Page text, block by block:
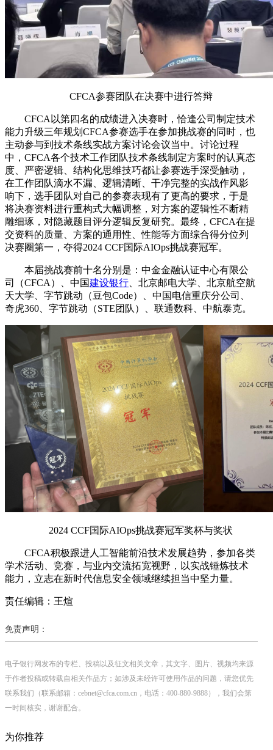
CFCA参赛团队在决赛中进行答辩
CFCA以第四名的成绩进入决赛时，恰逢公司制定技术
能力升级三年规划CFCA参赛选手在参加挑战赛的同时，也
主动参与到技术条线实战方案讨论会议当中。讨论过程
中，CFCA各个技术工作团队技术条线制定方案时的认真态
度、严密逻辑、结构化思维技巧都让参赛选手深受触动，
在工作团队滴水不漏、逻辑清晰、干净完整的实战作风影
响下，选手团队对自己的参赛表现有了更高的要求，于是
将决赛资料进行重构式大幅调整，对方案的逻辑性不断精
雕细琢，对隐藏题目评分逻辑反复研究。最终，CFCA在提
交资料的质量、方案的通用性、性能等方面综合得分位列
决赛圈第一，夺得2024 CCF国际AIOps挑战赛冠军。
本届挑战赛前十名分别是：中金金融认证中心有限公
司（CFCA）、中国建设银行 、北京邮电大学、北京航空航
天大学、字节跳动（豆包Code）、中国电信重庆分公司、
奇虎360、字节跳动（STE团队）、联通数科、中航泰克。
2024 CCF国际AIOps挑战赛冠军奖杯与奖状
CFCA积极跟进人工智能前沿技术发展趋势，参加各类
学术活动、竞赛，与业内交流拓宽视野，以实战锤炼技术
能力，立志在新时代信息安全领域继续担当中坚力量。
责任编辑：王煊
免责声明：
电子银行网发布的专栏、投稿以及征文相关文章，其文字、图片、视频均来源
于作者投稿或转载自相关作品方；如涉及未经许可使用作品的问题，请您优先
联系我们（联系邮箱：cebnet@cfca.com.cn，电话：400-880-9888），我们会第
一时间核实，谢谢配合。
为你推荐